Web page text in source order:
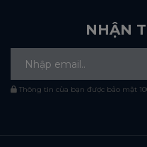
NHẬN
Thông tin của bạn được bảo mật